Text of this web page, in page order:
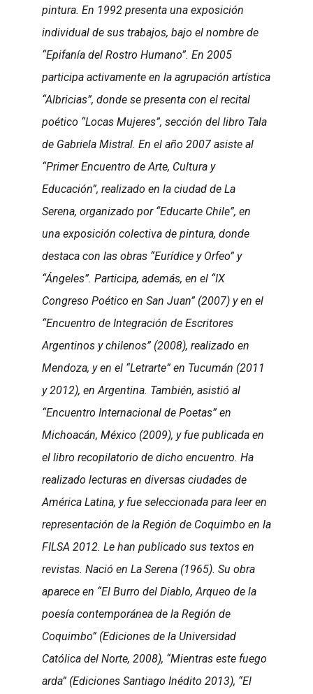
pintura. En 1992 presenta una exposición
individual de sus trabajos, bajo el nombre de
“Epifanía del Rostro Humano”. En 2005
participa activamente en la agrupación artística
“Albricias”, donde se presenta con el recital
poético “Locas Mujeres”, sección del libro Tala
de Gabriela Mistral. En el año 2007 asiste al
“Primer Encuentro de Arte, Cultura y
Educación”, realizado en la ciudad de La
Serena, organizado por “Educarte Chile”, en
una exposición colectiva de pintura, donde
destaca con las obras “Eurídice y Orfeo” y
“Ángeles”. Participa, además, en el “IX
Congreso Poético en San Juan” (2007) y en el
“Encuentro de Integración de Escritores
Argentinos y chilenos” (2008), realizado en
Mendoza, y en el “Letrarte” en Tucumán (2011
y 2012), en Argentina. También, asistió al
“Encuentro Internacional de Poetas” en
Michoacán, México (2009), y fue publicada en
el libro recopilatorio de dicho encuentro. Ha
realizado lecturas en diversas ciudades de
América Latina, y fue seleccionada para leer en
representación de la Región de Coquimbo en la
FILSA 2012. Le han publicado sus textos en
revistas. Nació en La Serena (1965). Su obra
aparece en “El Burro del Diablo, Arqueo de la
poesía contemporánea de la Región de
Coquimbo” (Ediciones de la Universidad
Católica del Norte, 2008), “Mientras este fuego
arda” (Ediciones Santiago Inédito 2013), “El